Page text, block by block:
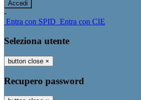
-
Entra con SPID Entra con CIE
Seleziona utente
button close ×
Recupero password